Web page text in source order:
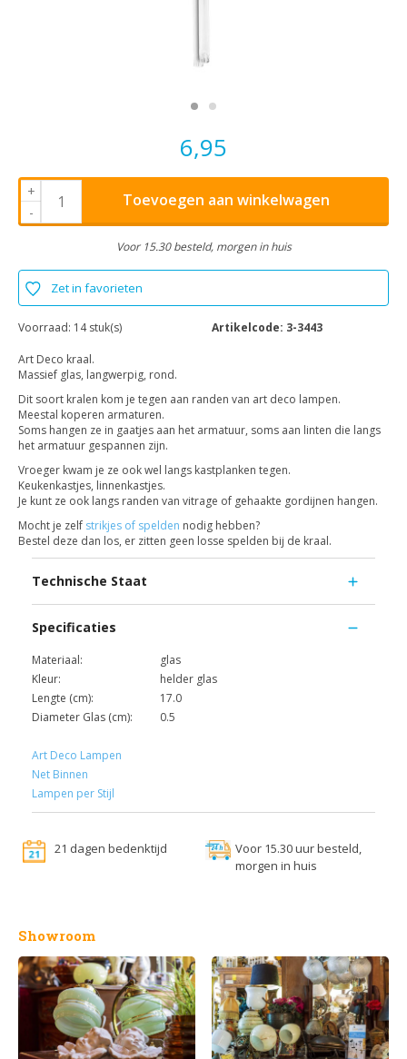
6,95
+
-
Toevoegen aan winkelwagen
Voor 15.30 besteld, morgen in huis
Zet in favorieten
Voorraad: 14 stuk(s) Artikelcode: 3-3443
Art Deco kraal.
Massief glas, langwerpig, rond.
Dit soort kralen kom je tegen aan randen van art deco lampen.
Meestal koperen armaturen.
Soms hangen ze in gaatjes aan het armatuur, soms aan linten die langs
het armatuur gespannen zijn.
Vroeger kwam je ze ook wel langs kastplanken tegen.
Keukenkastjes, linnenkastjes.
Je kunt ze ook langs randen van vitrage of gehaakte gordijnen hangen.
Mocht je zelf strikjes of spelden nodig hebben?
Bestel deze dan los, er zitten geen losse spelden bij de kraal.
Technische Staat
Specificaties
Materiaal:
glas
Kleur:
helder glas
Lengte (cm):
17.0
Diameter Glas (cm):
0.5
Art Deco Lampen
Net Binnen
Lampen per Stijl
21 dagen bedenktijd
Voor 15.30 uur besteld,
morgen in huis
Showroom